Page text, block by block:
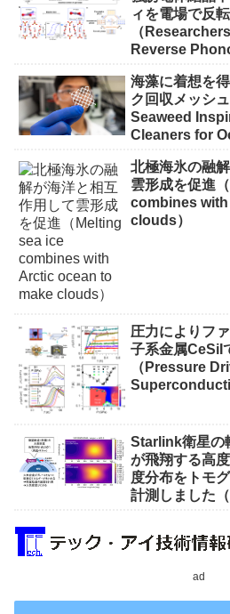
Particles
Toward a
ィを電場で反
（
Reverse
海藻に着想を
ク回収メッシ
Seaweed
Cleaners for
北極海氷の融
雲形成を促進
combines
clouds）
圧力によりフ
子系金属CeSiI
（Pressure
Starlink衛星の
が飛翔する高
度分布をトモ
計測しました
ad